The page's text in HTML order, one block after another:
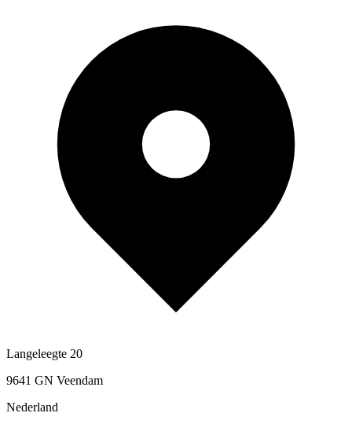
Langeleegte 20
9641 GN Veendam
Nederland